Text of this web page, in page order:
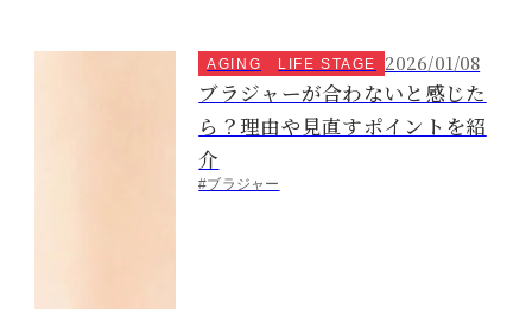
ライフステージ
ピープル
AGING LIFE STAGE 2026/01/08
ブラジャーが合わないと感じた
ら？理由や見直すポイントを紹
介
#ブラジャー